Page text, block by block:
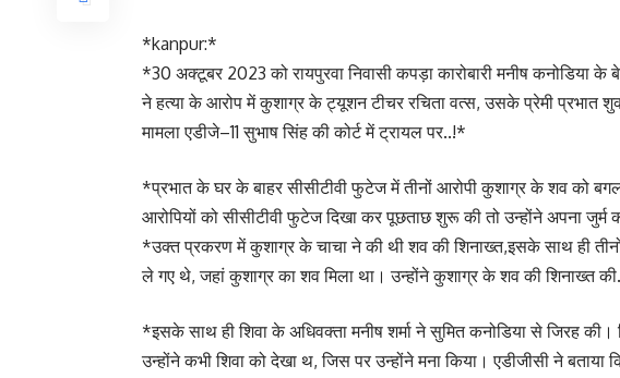
*kanpur:*
*30 अक्टूबर 2023 को रायपुरवा निवासी कपड़ा कारोबारी मनीष कनोडिया
ने हत्या के आरोप में कुशाग्र के ट्यूशन टीचर रचिता वत्स, उसके प्रेमी प्रभात
मामला एडीजे–11 सुभाष सिंह की कोर्ट में ट्रायल पर..!*
*प्रभात के घर के बाहर सीसीटीवी फुटेज में तीनों आरोपी कुशाग्र के शव को
आरोपियों को सीसीटीवी फुटेज दिखा कर पूछताछ शुरू की तो उन्होंने अपना
*उक्त प्रकरण में कुशाग्र के चाचा ने की थी शव की शिनाख्त,इसके साथ ही
ले गए थे, जहां कुशाग्र का शव मिला था। उन्होंने कुशाग्र के शव की शिनाख्त
*इसके साथ ही शिवा के अधिवक्ता मनीष शर्मा ने सुमित कनोडिया से जिरह
उन्होंने कभी शिवा को देखा थ, जिस पर उन्होंने मना किया। एडीजीसी ने